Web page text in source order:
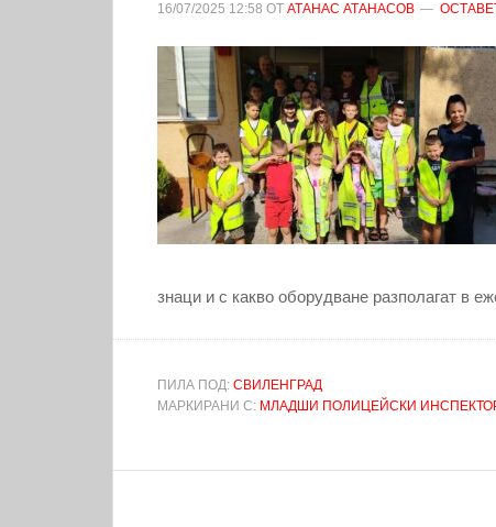
16/07/2025 12:58 ОТ АТАНАС АТАНАСОВ
знаци и с какво оборудване разполагат в
ПИЛА ПОД: СВИЛЕНГРАД
МАРКИРАНИ С: МЛАДШИ ПОЛИЦЕЙСКИ